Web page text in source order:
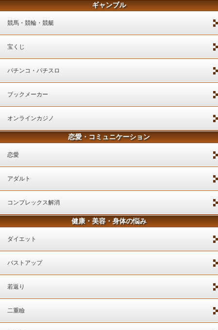
ギャンブル
競馬・競輪・競艇
宝くじ
パチンコ・パチスロ
ブックメーカー
オンラインカジノ
恋愛・コミュニケーション
恋愛
アダルト
コンプレックス解消
健康・美容・身体の悩み
ダイエット
バストアップ
若返り
二重瞼